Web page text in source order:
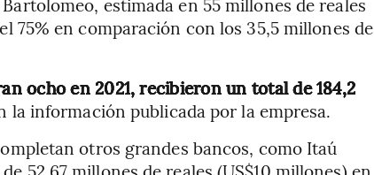
75% en comparación con los 35,5 millones de
ocho en 2021, recibieron un total de 184,2
la información publicada por la empresa.
otros grandes bancos, como Itaú